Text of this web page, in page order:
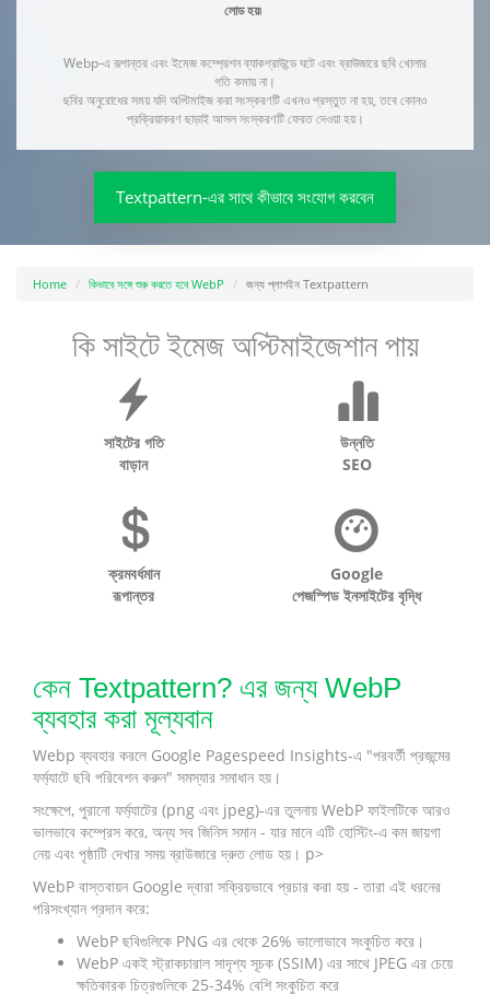
লোড হয়৷
Webp-এ রূপান্তর এবং ইমেজ কম্প্রেশন ব্যাকগ্রাউন্ডে ঘটে এবং ব্রাউজারে ছবি খোলার
গতি কমায় না।
ছবির অনুরোধের সময় যদি অপ্টিমাইজ করা সংস্করণটি এখনও প্রস্তুত না হয়, তবে কোনও
প্রক্রিয়াকরণ ছাড়াই আসল সংস্করণটি ফেরত দেওয়া হয়।
Textpattern-এর সাথে কীভাবে সংযোগ করবেন
Home কিভাবে সঙ্গে শুরু করতে হবে WebP জন্য প্লাগইন Textpattern
কি সাইটে ইমেজ অপ্টিমাইজেশান পায়
সাইটের গতি
বাড়ান
উন্নতি
SEO
ক্রমবর্ধমান
রূপান্তর
Google
পেজস্পিড ইনসাইটের বৃদ্ধি
কেন Textpattern? এর জন্য WebP
ব্যবহার করা মূল্যবান
Webp ব্যবহার করলে Google Pagespeed Insights-এ "পরবর্তী প্রজন্মের
ফর্ম্যাটে ছবি পরিবেশন করুন" সমস্যার সমাধান হয়।
সংক্ষেপে, পুরানো ফর্ম্যাটের (png এবং jpeg)-এর তুলনায় WebP ফাইলটিকে আরও
ভালভাবে কম্প্রেস করে, অন্য সব জিনিস সমান - যার মানে এটি হোস্টিং-এ কম জায়গা
নেয় এবং পৃষ্ঠাটি দেখার সময় ব্রাউজারে দ্রুত লোড হয়। p>
WebP বাস্তবায়ন Google দ্বারা সক্রিয়ভাবে প্রচার করা হয় - তারা এই ধরনের
পরিসংখ্যান প্রদান করে:
WebP ছবিগুলিকে PNG এর থেকে 26% ভালোভাবে সংকুচিত করে।
WebP একই স্ট্রাকচারাল সাদৃশ্য সূচক (SSIM) এর সাথে JPEG এর চেয়ে
ক্ষতিকারক চিত্রগুলিকে 25-34% বেশি সংকুচিত করে